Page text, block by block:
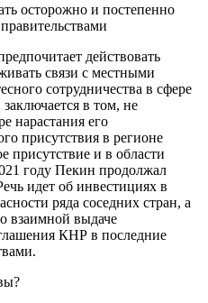
осторожно и постепенно
действовать
связи с местными
сотрудничества в сфере
в том, не
нарастания его
присутствия в регионе
присутствие и в области
году Пекин продолжал
идет об инвестициях в
ряда соседних стран, а
взаимной выдаче
КНР в последние